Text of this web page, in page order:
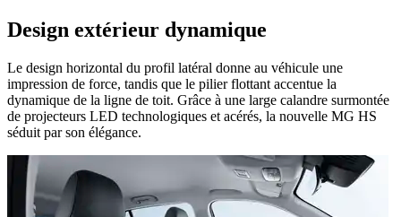
Design extérieur dynamique
Le design horizontal du profil latéral donne au véhicule une
impression de force, tandis que le pilier flottant accentue la
dynamique de la ligne de toit. Grâce à une large calandre surmontée
de projecteurs LED technologiques et acérés, la nouvelle MG HS
séduit par son élégance.